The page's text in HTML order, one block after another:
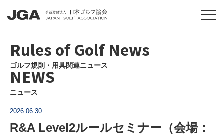
Rules of Golf News
ゴルフ規則・用具関連ニュース
NEWS
ニュース
2026.06.30
R&A Level2ルールセミナー（会場：